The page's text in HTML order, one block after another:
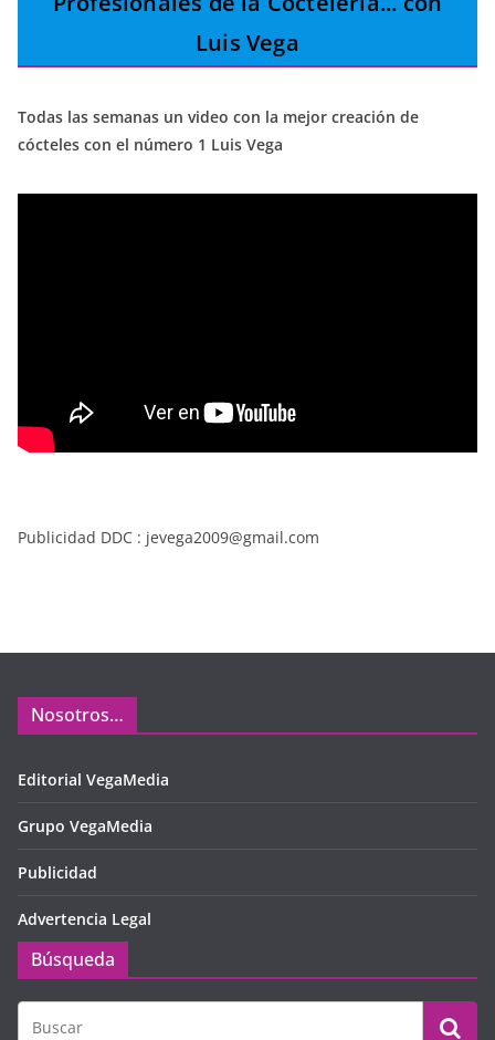
Luis Vega
Todas las semanas un video con la mejor creación de
cócteles con el número 1 Luis Vega
Publicidad DDC : jevega2009@gmail.com
Nosotros…
Editorial VegaMedia
Grupo VegaMedia
Publicidad
Advertencia Legal
Búsqueda